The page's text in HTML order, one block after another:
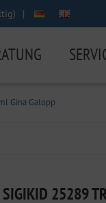
|
Gina Galopp
SIGIKID 25289